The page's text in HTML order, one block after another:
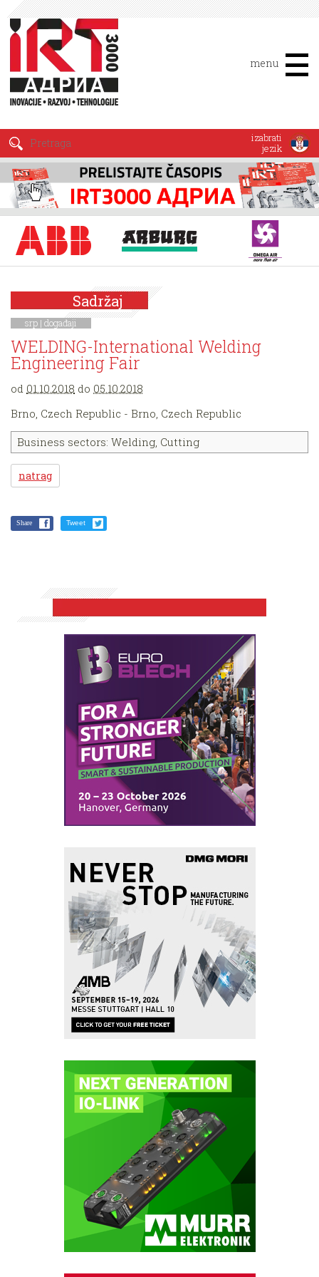
menu
izabrati
jezik
Sadržaj
srp | događaji
WELDING-International Welding
Engineering Fair
od 01.10.2018 do 05.10.2018
Brno, Czech Republic - Brno, Czech Republic
Business sectors: Welding, Cutting
natrag
Share Tweet